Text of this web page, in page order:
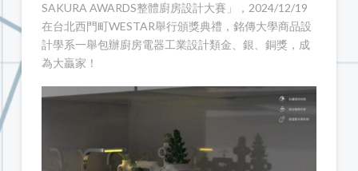
SAKURA AWARDS整體廚房設計大賽」，2024/12/19
在台北西門町WESTAR舉行頒獎典禮，銘傳大學商品設
計學系一舉包辦廚房電器工業設計類金、銀、銅獎，成
為大贏家！